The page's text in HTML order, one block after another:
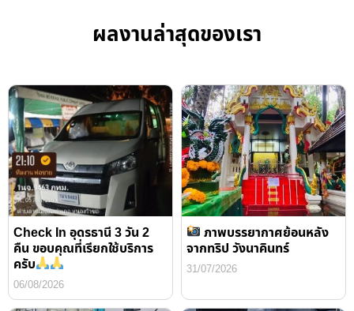
ผลงานล่าสุดของเรา
Check In อุดรธานี 3 วัน 2
คืน ขอบคุณที่เรียกใช้บริการ
ครับ
06/08/2026
ภาพบรรยากาศย้อนหลัง
จากทริป วังนาคินทร์
31/07/2026